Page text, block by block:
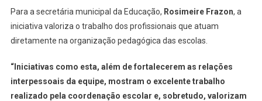
Para a secretária municipal da Educação, Rosimeire Frazon, a
iniciativa valoriza o trabalho dos profissionais que atuam
diretamente na organização pedagógica das escolas.
“Iniciativas como esta, além de fortalecerem as relações
interpessoais da equipe, mostram o excelente trabalho
realizado pela coordenação escolar e, sobretudo, valorizam